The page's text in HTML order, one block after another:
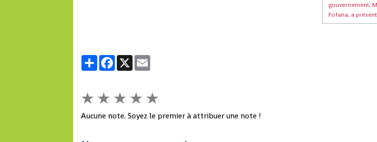
gouvernement,
Fofana, a
PartagerFacebook
X
★ ★ ★ ★ ★
Aucune note. Soyez le premier à attribuer une note !